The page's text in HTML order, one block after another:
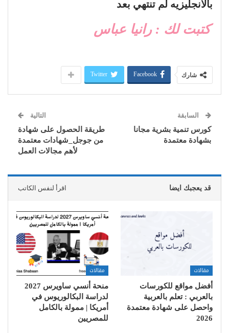
بالانجليزيه لم تنتهي بعد
كتبت لك : رانيا عباس
شارك Facebook
Twitter
السابقة
كورس تنمية بشرية مجانا
بشهادة معتمدة
التالية
طريقة الحصول على شهادة
من جوجل_شهادات معتمدة
لأهم مجالات العمل
قد يعجبك ايضا اقرأ لنفس الكاتب
مقالات
أفضل مواقع للكورسات
بالعربي : تعلم بالعربية
واحصل على شهادة معتمدة
2026
مقالات
منحة أنسي ساويرس 2027
لدراسة البكالوريوس في
أمريكا | ممولة بالكامل
للمصريين